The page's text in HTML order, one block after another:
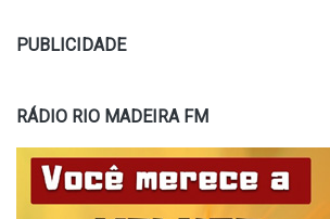
PUBLICIDADE
RÁDIO RIO MADEIRA FM